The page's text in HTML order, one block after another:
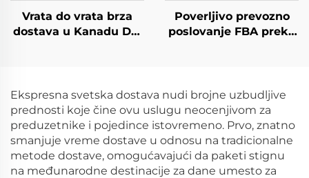
Vrata do vrata brza
dostava u Kanadu Dhl
Poverljivo prevozno
poslovanje FBA preko
Kanadu, brza carinska
čistnja
Ekspresna svetska dostava nudi brojne uzbudljive
prednosti koje čine ovu uslugu neocenjivom za
preduzetnike i pojedince istovremeno. Prvo, znatno
smanjuje vreme dostave u odnosu na tradicionalne
metode dostave, omogućavajući da paketi stignu
na međunarodne destinacije za dane umesto za